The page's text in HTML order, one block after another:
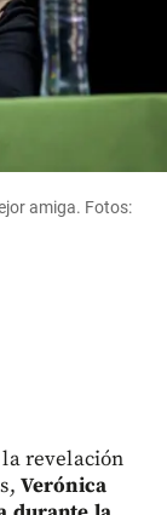
amiga. Fotos:
revelación
Verónica